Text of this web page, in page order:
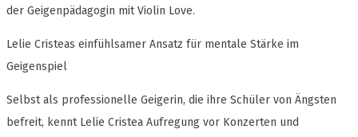
der Geigenpädagogin mit Violin Love.
Lelie Cristeas einfühlsamer Ansatz für mentale Stärke im
Geigenspiel
Selbst als professionelle Geigerin, die ihre Schüler von Ängsten
befreit, kennt Lelie Cristea Aufregung vor Konzerten und